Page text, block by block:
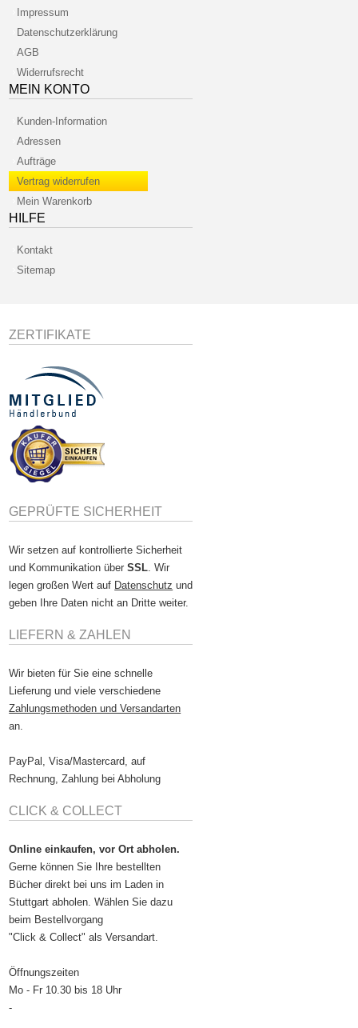
Impressum
Datenschutzerklärung
AGB
Widerrufsrecht
MEIN KONTO
Kunden-Information
Adressen
Aufträge
Vertrag widerrufen
Mein Warenkorb
HILFE
Kontakt
Sitemap
ZERTIFIKATE
GEPRÜFTE SICHERHEIT
Wir setzen auf kontrollierte Sicherheit
und Kommunikation überSSL. Wir
legen großen Wert auf Datenschutz und
geben Ihre Daten nicht an Dritte weiter.
LIEFERN & ZAHLEN
Wir bieten für Sie eine schnelle
Lieferung und viele verschiedene
Zahlungsmethoden und Versandarten
an.
PayPal, Visa/Mastercard, auf
Rechnung, Zahlung bei Abholung
CLICK & COLLECT
Online einkaufen, vor Ort abholen.
Gerne können Sie Ihre bestellten
Bücher direkt bei uns im Laden in
Stuttgart abholen. Wählen Sie dazu
beim Bestellvorgang
"Click & Collect" als Versandart.
Öffnungszeiten
Mo - Fr 10.30 bis 18 Uhr
-